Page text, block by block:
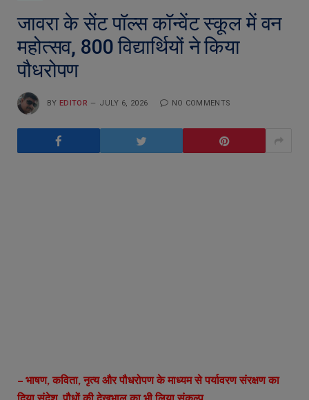
जावरा के सेंट पॉल्स कॉन्वेंट स्कूल में वन
महोत्सव, 800 विद्यार्थियों ने किया
पौधरोपण
BY EDITOR JULY 6, 2026 NO COMMENTS
– भाषण, कविता, नृत्य और पौधरोपण के माध्यम से पर्यावरण संरक्षण का